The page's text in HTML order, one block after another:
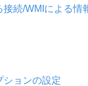
続/WMIによる情
ションの設定